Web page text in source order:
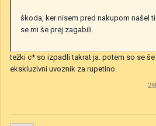
škoda, ker nisem pred nakupom našel
se mi še prej zagabili.
težki c* so izpadli takrat ja. potem so se
ekskluzivni uvoznik za rupetino.